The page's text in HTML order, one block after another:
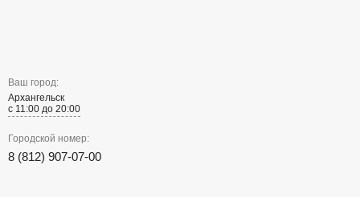
Ваш город:
Архангельск
с 11:00 до 20:00
Городской номер:
8 (812) 907-07-00